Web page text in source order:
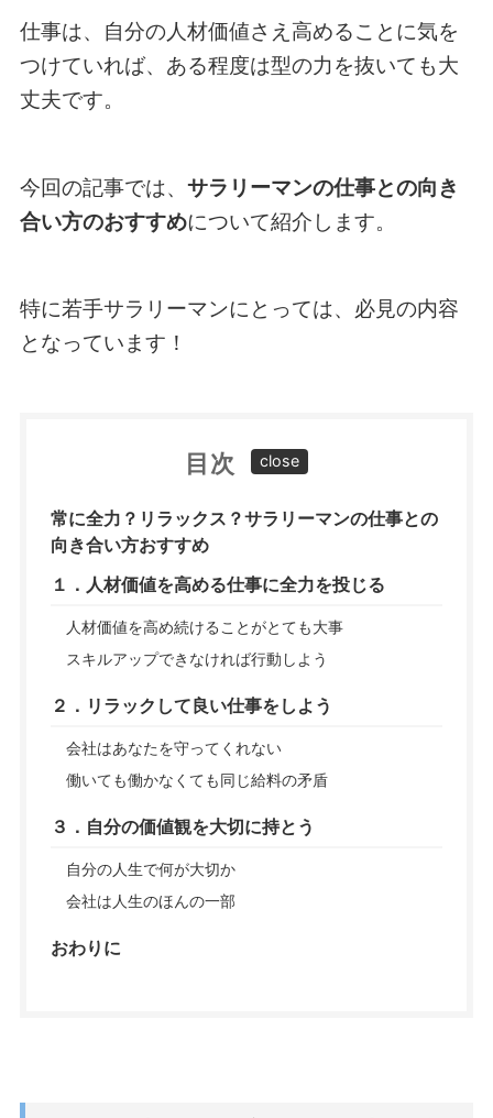
仕事は、自分の人材価値さえ高めることに気を
つけていれば、ある程度は型の力を抜いても大
丈夫です。
今回の記事では、 サラリーマンの仕事との向き
合い方のおすすめについて紹介します。
特に若手サラリーマンにとっては、必見の内容
となっています！
目次
常に全力？リラックス？サラリーマンの仕事との
向き合い方おすすめ
１．人材価値を高める仕事に全力を投じる
人材価値を高め続けることがとても大事
スキルアップできなければ行動しよう
２．リラックして良い仕事をしよう
会社はあなたを守ってくれない
働いても働かなくても同じ給料の矛盾
３．自分の価値観を大切に持とう
自分の人生で何が大切か
会社は人生のほんの一部
おわりに